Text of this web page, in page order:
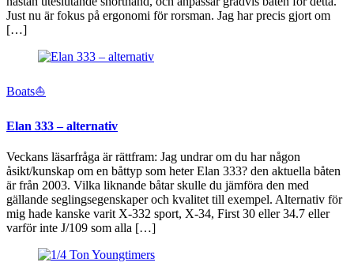
Just nu är fokus på ergonomi för rorsman. Jag har precis gjort om
[…]
Boats⛵️
Elan 333 – alternativ
Veckans läsarfråga är rättfram: Jag undrar om du har någon
åsikt/kunskap om en båttyp som heter Elan 333? den aktuella båten
är från 2003. Vilka liknande båtar skulle du jämföra den med
gällande seglingsegenskaper och kvalitet till exempel. Alternativ för
mig hade kanske varit X‑332 sport, X‑34, First 30 eller 34.7 eller
varför inte J/109 som alla […]